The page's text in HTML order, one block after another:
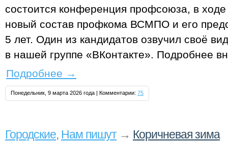
состоится конференция профсоюза, в ходе
новый состав профкома ВСМПО и его
5 лет. Один из кандидатов озвучил своё
в нашей группе «ВКонтакте». Подробнее
Подробнее →
Понедельник, 9 марта 2026 года | Комментарии: 75
Городские, Нам пишут→ Коричневая зима